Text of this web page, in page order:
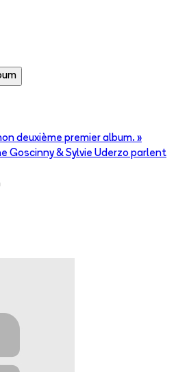
deuxième premier album. »
Goscinny & Sylvie Uderzo parlent